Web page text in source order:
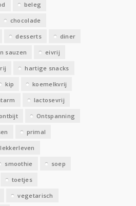
beleg
chocolade
desserts diner
sauzen eivrij
hartige snacks
kip koemelkvrij
lactosevrij
Ontspanning
primal
smoothie soep
toetjes
vegetarisch